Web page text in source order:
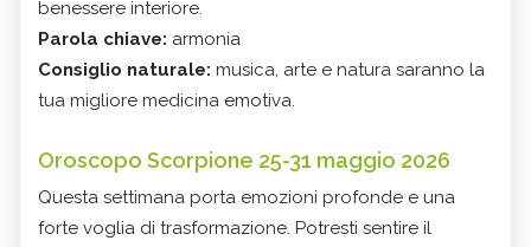
benessere interiore.
Parola chiave: armonia
Consiglio naturale: musica, arte e natura saranno la
tua migliore medicina emotiva.
Oroscopo Scorpione 25-31 maggio 2026
Questa settimana porta emozioni profonde e una
forte voglia di trasformazione. Potresti sentire il